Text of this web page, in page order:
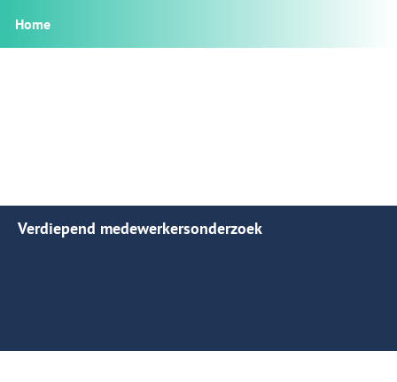
Home
Verdiepend medewerkersonderzoek